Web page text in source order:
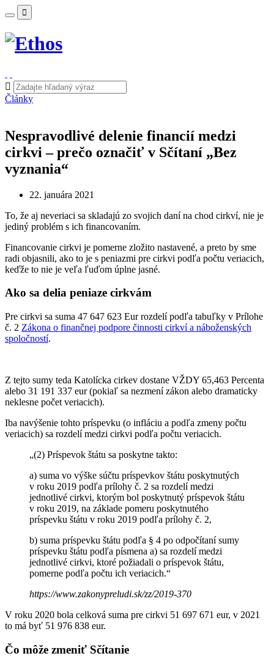
Články
Nespravodlivé delenie financií medzi
cirkvi – prečo označiť v Sčítaní „Bez
vyznania“
22. januára 2021
To, že aj neveriaci sa skladajú zo svojich daní na chod cirkví, nie je
jediný problém s ich financovaním.
Financovanie cirkvi je pomerne zložito nastavené, a preto by sme
radi objasnili, ako to je s peniazmi pre cirkvi podľa počtu veriacich,
keďže to nie je veľa ľuďom úplne jasné.
Ako sa delia peniaze cirkvám
Pre cirkvi sa suma 47 647 623 Eur rozdelí podľa tabuľky v Prílohe
č. 2 Zákona o finančnej podpore činnosti cirkví a náboženských
spoločností.
Z tejto sumy teda Katolícka cirkev dostane VŽDY 65,463 Percenta
alebo 31 191 337 eur (pokiaľ sa nezmení zákon alebo dramaticky
neklesne počet veriacich).
Iba navýšenie tohto príspevku (o infláciu a podľa zmeny počtu
veriacich) sa rozdelí medzi cirkvi podľa počtu veriacich.
„(2) Príspevok štátu sa poskytne takto:
a) suma vo výške súčtu príspevkov štátu poskytnutých
v roku 2019 podľa prílohy č. 2 sa rozdelí medzi
jednotlivé cirkvi, ktorým bol poskytnutý príspevok štátu
v roku 2019, na základe pomeru poskytnutého
príspevku štátu v roku 2019 podľa prílohy č. 2,
b) suma príspevku štátu podľa § 4 po odpočítaní sumy
príspevku štátu podľa písmena a) sa rozdelí medzi
jednotlivé cirkvi, ktoré požiadali o príspevok štátu,
pomerne podľa počtu ich veriacich.“
https://www.zakonypreludi.sk/zz/2019-370
V roku 2020 bola celková suma pre cirkvi 51 697 671 eur, v 2021
to má byť 51 976 838 eur.
Čo môže zmeniť Sčítanie